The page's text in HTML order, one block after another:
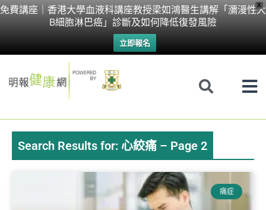
X
免費講座｜香港大學血液科講座教授梁如鴻醫生講解「瀰漫性大
B細胞淋巴癌」診斷及如何降低復發風險
立即報名
Skip
Search Results for: 心絞痛 – Page 2
痛症
PagePage Page
PagePage